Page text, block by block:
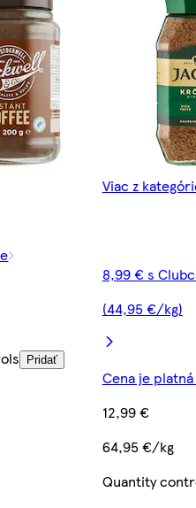
Pridať
Viac z
8,99 € s
(44,95 €/kg)
Cena je
12,99 €
64,95 €/kg
Quantity